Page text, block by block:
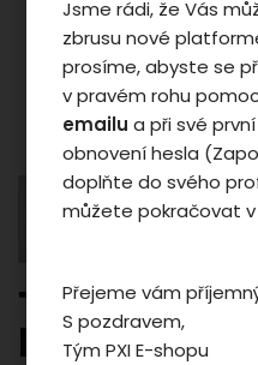
Jsme rádi, že Vás
zbrusu nové
prosíme, abyste se
v pravém rohu
emailu a při své
obnovení hesla
doplňte do svého
můžete pokračovat v
Přejeme vám
S pozdravem,
Tým PXI E-shopu
Tričko
kid/pink 8 let
dáte souhlas, tak
abychom vylepšili
vašich preferencí.
a zavřít“ udělíte
cookies a
údaje o používání
účelem zobrazení
reklamních a